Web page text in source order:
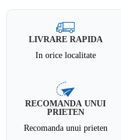
LIVRARE RAPIDA
In orice localitate
RECOMANDA UNUI
PRIETEN
Recomanda unui prieten